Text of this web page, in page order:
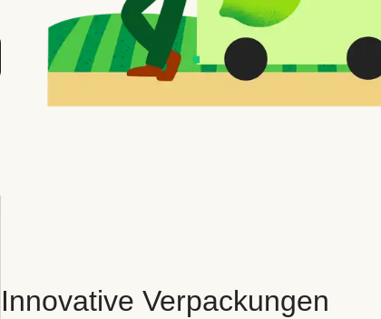
Innovative Verpackungen